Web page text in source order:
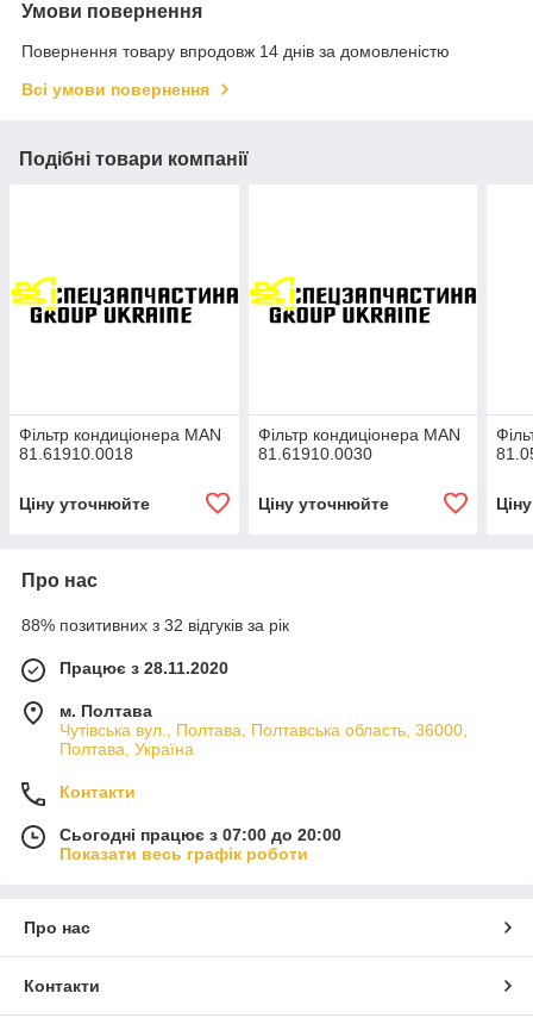
Умови повернення
Повернення товару впродовж 14 днів за домовленістю
Всі умови повернення
Подібні товари компанії
Фільтр кондиціонера MAN
81.61910.0018
Ціну уточнюйте
Фільтр кондиціонера MAN
81.61910.0030
Ціну уточнюйте
Про нас
88% позитивних з 32 відгуків за рік
Працює з 28.11.2020
м. Полтава
Чутівська вул., Полтава, Полтавська область, 36000,
Полтава, Україна
Контакти
Сьогодні працює з 07:00 до 20:00
Показати весь графік роботи
Про нас
Контакти